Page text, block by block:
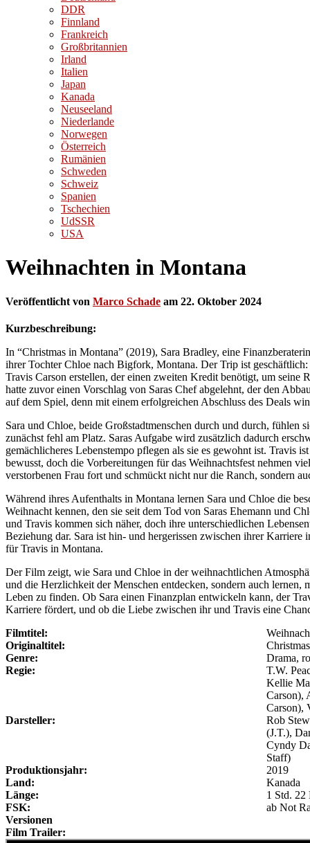
DDR
Finnland
Frankreich
Großbritannien
Irland
Italien
Japan
Kanada
Neuseeland
Niederlande
Norwegen
Österreich
Rumänien
Schweden
Schweiz
Spanien
Tschechien
UdSSR
USA
Weihnachten in Montana
Veröffentlicht von Marco Schade am 22. Oktober 2024
Kurzbeschreibung:
In “Christmas in Montana” (2019), Sara Bradley, eine
ihrer Tochter Chloe nach Bigfork, Montana. Der Trip ist
Travis Carson erstellen, der einen zweiten Kredit benötigt, um seine
hatte zuvor einen Vorschlag von Saras Chef abgelehnt, der den
auf dem Spiel, denn mit einem erfolgreichen Abschluss des Deals
Sara und Chloe, beide Großstadtmenschen durch und durch, fühlen
zunächst fehl am Platz. Saras Aufgabe wird zusätzlich dadurch
gemächlicheres Lebenstempo pflegen als sie es gewohnt ist. Travis
bewusst, doch die Vorbereitungen für das Weihnachtsfest nehmen
verstorbenen Frau fort und schmückt nicht nur die Ranch, sondern
Während ihres Aufenthalts in Montana lernen Sara und Chloe die
Weihnacht kennen, den sie seit dem Tod von Saras Ehemann und
und Travis kommen sich näher, doch ihre unterschiedlichen
Beziehung dar. Sara ist hin- und hergerissen zwischen ihrer
für Travis in Montana.
Der Film zeigt, wie Sara und Chloe in der weihnachtlichen
und die Herzlichkeit der Menschen entdecken, sondern auch lernen,
Leben zu finden. Ob Sara einen Finanzplan entwickeln kann, der
Karriere fördert, und ob die Liebe zwischen ihr und Travis eine
Filmtitel:
Originaltitel:
Genre:
Drama,
Regie:
T.W.
Darsteller:
Kellie
Carson),
Carson),
Rob
(J.T.),
Cyndy
Staff)
Produktionsjahr:
2019
Land:
Kanada
Länge:
1 Std. 22
FSK:
ab Not
Versionen
Film Trailer: